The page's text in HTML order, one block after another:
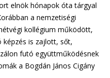
elnök hónapok óta tárgyal
a nemzetiségi
kollégium működött,
is zajlott, sőt,
futó együttműködésnek
a Bogdán János Cigány